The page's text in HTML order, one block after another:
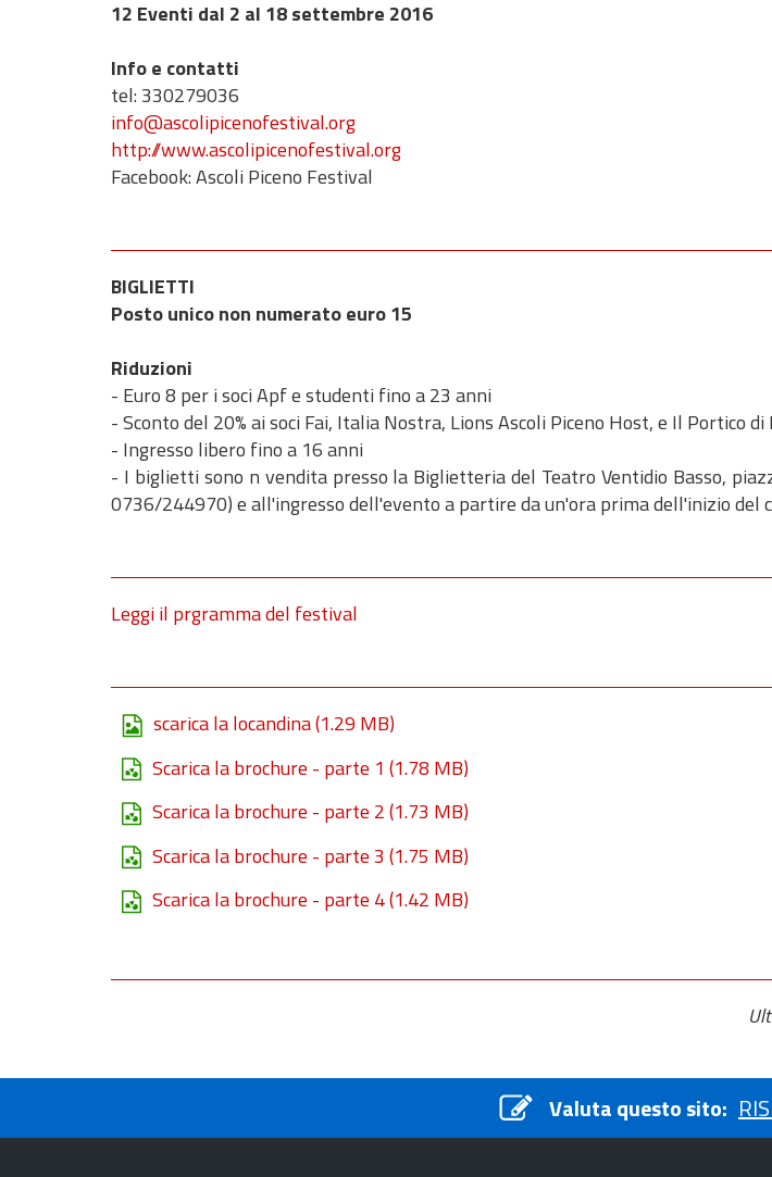
12 Eventi dal 2 al 18 settembre 2016
Info e contatti
tel: 330279036
info@ascolipicenofestival.org
http://www.ascolipicenofestival.org
Facebook: Ascoli Piceno Festival
BIGLIETTI
Posto unico non numerato euro 15
Riduzioni
- Euro 8 per i soci Apf e studenti fino a 23 anni
- Sconto del 20% ai soci Fai, Italia Nostra, Lions Ascoli Piceno Host, e Il Portico
- Ingresso libero fino a 16 anni
- I biglietti sono n vendita presso la Biglietteria del Teatro Ventidio Basso,
0736/244970) e all'ingresso dell'evento a partire da un'ora prima dell'inizio del
Leggi il prgramma del festival
scarica la locandina(1.29 MB)
Scarica la brochure - parte 1 (1.78 MB)
Scarica la brochure - parte 2(1.73 MB)
Scarica la brochure - parte 3 (1.75 MB)
Scarica la brochure - parte 4(1.42 MB)
Valuta questo sito: